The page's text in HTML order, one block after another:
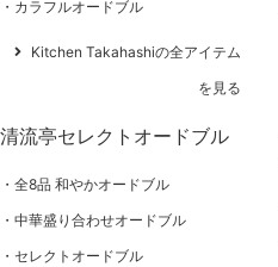
カラフルオードブル
Kitchen Takahashiの全アイテム
を見る
清流亭セレクトオードブル
全8品 和やかオードブル
中華盛り合わせオードブル
セレクトオードブル